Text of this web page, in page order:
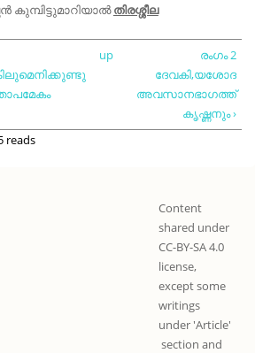
കുമ്പിട്ടുമാറിയാൽതിരശ്ശീല
up
രംഗം 2
ദേവകി,യശോദ
അവസാനഭാഗത്ത്
കൃഷ്ണനും ›
reads
Content
shared under
CC-BY-SA 4.0
license,
except some
writings
under 'Article'
section and